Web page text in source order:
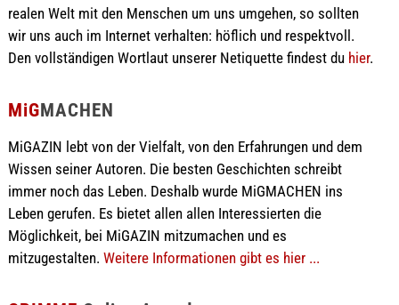
realen Welt mit den Menschen um uns umgehen, so sollten
wir uns auch im Internet verhalten: höflich und respektvoll.
Den vollständigen Wortlaut unserer Netiquette findest du hier.
MiGMACHEN
MiGAZIN lebt von der Vielfalt, von den Erfahrungen und dem
Wissen seiner Autoren. Die besten Geschichten schreibt
immer noch das Leben. Deshalb wurde MiGMACHEN ins
Leben gerufen. Es bietet allen allen Interessierten die
Möglichkeit, bei MiGAZIN mitzumachen und es
mitzugestalten. Weitere Informationen gibt es hier ...